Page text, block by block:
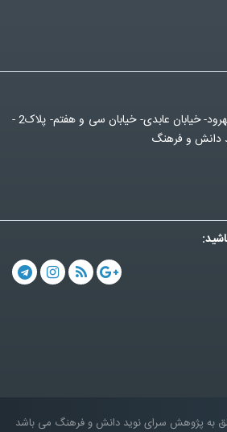
تهران ،سعادت آباد- میدان بهرود- خیابان عابدی- خیابان سی و هفتم- پلاک2 -
به پژوهش سرای نوید دانش و فرهنگ می باشد